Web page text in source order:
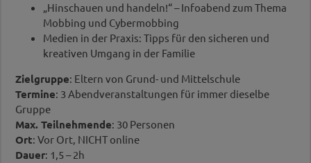
„Hinschauen und handeln!“ – Infoabend zum Thema
Mobbing und Cybermobbing
Medien in der Praxis: Tipps für den sicheren und
kreativen Umgang in der Familie
Zielgruppe: Eltern von Grund- und Mittelschule
Termine: 3 Abendveranstaltungen für immer dieselbe
Gruppe
Max. Teilnehmende: 30 Personen
Ort: Vor Ort, NICHT online
Dauer: 1,5 – 2h